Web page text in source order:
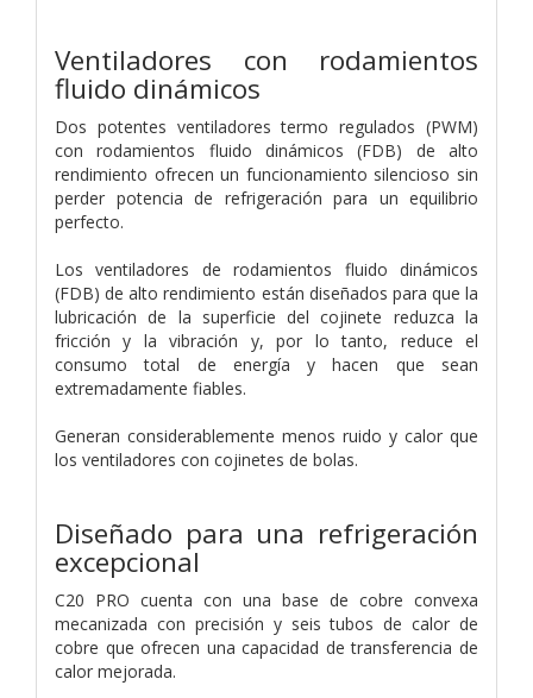
Ventiladores con rodamientos
fluido dinámicos
Dos potentes ventiladores termo regulados (PWM)
con rodamientos fluido dinámicos (FDB) de alto
rendimiento ofrecen un funcionamiento silencioso sin
perder potencia de refrigeración para un equilibrio
perfecto.
Los ventiladores de rodamientos fluido dinámicos
(FDB) de alto rendimiento están diseñados para que la
lubricación de la superficie del cojinete reduzca la
fricción y la vibración y, por lo tanto, reduce el
consumo total de energía y hacen que sean
extremadamente fiables.
Generan considerablemente menos ruido y calor que
los ventiladores con cojinetes de bolas.
Diseñado para una refrigeración
excepcional
C20 PRO cuenta con una base de cobre convexa
mecanizada con precisión y seis tubos de calor de
cobre que ofrecen una capacidad de transferencia de
calor mejorada.